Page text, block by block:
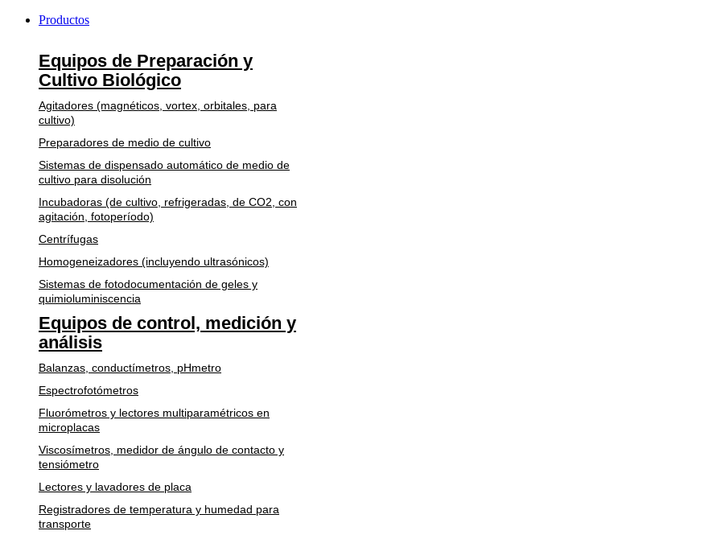
Productos
Equipos de Preparación y
Cultivo Biológico
Agitadores (magnéticos, vortex, orbitales, para
cultivo)
Preparadores de medio de cultivo
Sistemas de dispensado automático de medio de
cultivo para disolución
Incubadoras (de cultivo, refrigeradas, de CO2, con
agitación, fotoperíodo)
Centrífugas
Homogeneizadores (incluyendo ultrasónicos)
Sistemas de fotodocumentación de geles y
quimioluminiscencia
Equipos de control, medición y
análisis
Balanzas, conductímetros, pHmetro
Espectrofotómetros
Fluorómetros y lectores multiparamétricos en
microplacas
Viscosímetros, medidor de ángulo de contacto y
tensiómetro
Lectores y lavadores de placa
Registradores de temperatura y humedad para
transporte